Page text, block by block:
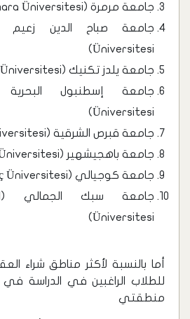
جامعة مرمرة (Marmara Üniversitesi)
Üniversitesi)
جامعة يلدز تكنيك (Yıldız Teknik Üniversitesi)
Üniversitesi)
جامعة قبرص الشرقية (Doğu Akdeniz Üniversitesi)
جامعة باهجيشهير (Bahçeşehir Üniversitesi)
جامعة كوجيالي (Koç Üniversitesi)
Üniversitesi)
أما بالنسبة لأكثر مناطق شراء
للطلاب الراغبين في الدراسة
منطقتي